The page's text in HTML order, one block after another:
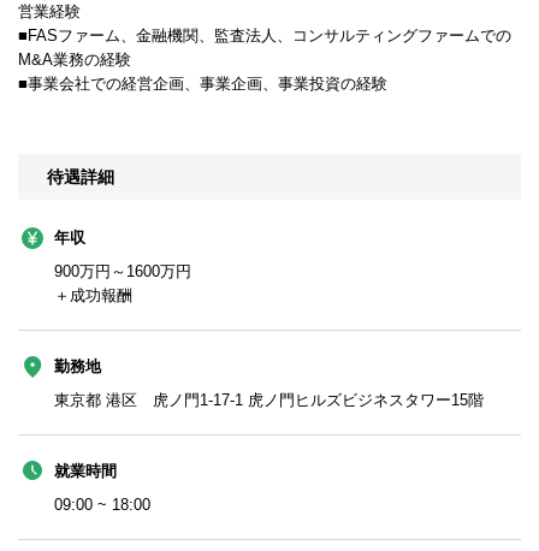
営業経験
■FASファーム、金融機関、監査法人、コンサルティングファームでの
M&A業務の経験
■事業会社での経営企画、事業企画、事業投資の経験
待遇詳細
年収
900万円～1600万円
＋成功報酬
勤務地
東京都 港区 虎ノ門1-17-1 虎ノ門ヒルズビジネスタワー15階
就業時間
09:00 ~ 18:00